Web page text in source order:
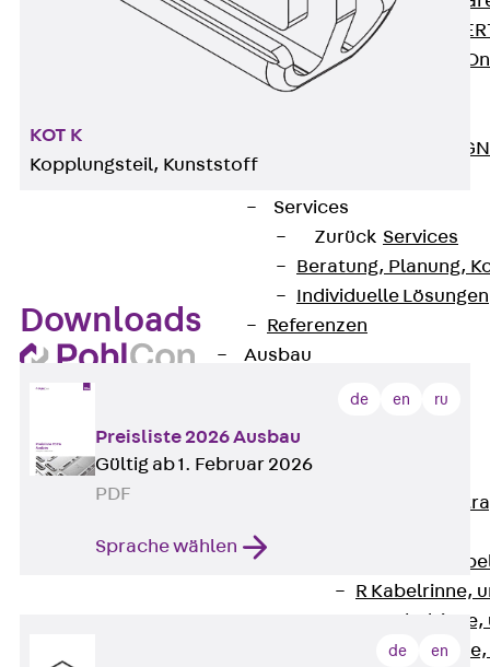
JORDAHL®
JORDAHL® JVB
FERBOX®-
Services
Zurück Services
Beratung, Planung,
Individuelle Lösungen
Referenzen
Ausbau
Kabeltragsysteme
R Kabelrinne,
RS
RG
KOT K
Kopplungsteil, Kunststoff
Downloads
de en ru
Preisliste 2026 Ausbau
Gültig ab 1. Februar 2026
PDF
Sprache wählen
de en